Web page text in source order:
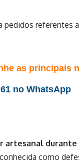
pedidos referentes
as principais
no WhatsApp
artesanal durante
como